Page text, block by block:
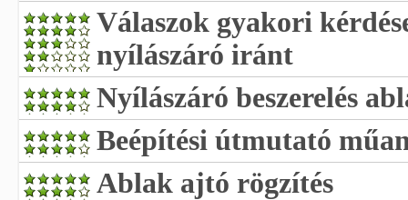
Válaszok gyakori
nyílászáró iránt
Nyílászáró beszerelés
Beépítési útmutató
Ablak ajtó rögzítés